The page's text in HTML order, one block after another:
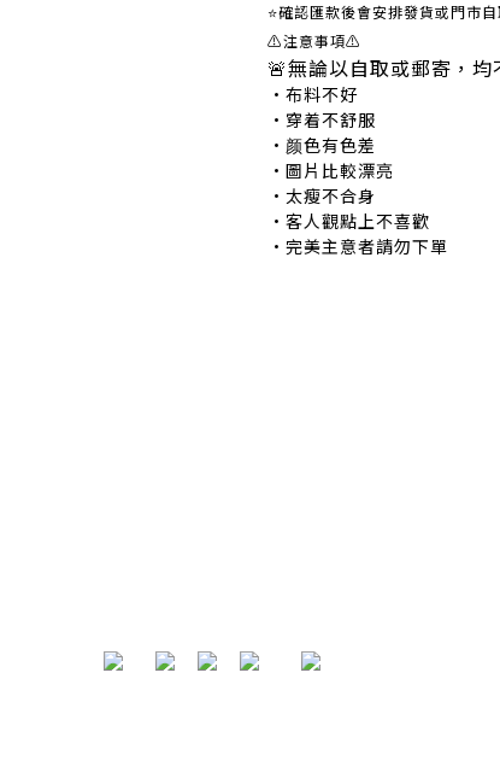
⭐確認匯款後會安排發貨或門市
⚠注意事項⚠
🚨無論以自取或郵寄，
•布料不好 •
•穿着不舒服 •
•颜色有色差 •
•圖片比較漂亮
•太瘦不合身 •
•客人觀點上不喜歡
•完美主意者請勿下單